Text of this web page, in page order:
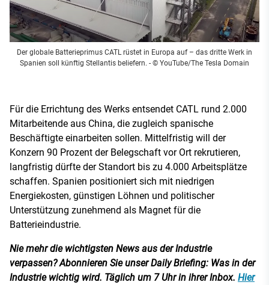
Der globale Batterieprimus CATL rüstet in Europa auf – das dritte Werk in
Spanien soll künftig Stellantis beliefern. - © YouTube/The Tesla Domain
Für die Errichtung des Werks entsendet CATL rund 2.000
Mitarbeitende aus China, die zugleich spanische
Beschäftigte einarbeiten sollen. Mittelfristig will der
Konzern 90 Prozent der Belegschaft vor Ort rekrutieren,
langfristig dürfte der Standort bis zu 4.000 Arbeitsplätze
schaffen. Spanien positioniert sich mit niedrigen
Energiekosten, günstigen Löhnen und politischer
Unterstützung zunehmend als Magnet für die
Batterieindustrie.
Nie mehr die wichtigsten News aus der Industrie
verpassen? Abonnieren Sie unser Daily Briefing: Was in der
Industrie wichtig wird. Täglich um 7 Uhr in ihrer Inbox. Hier